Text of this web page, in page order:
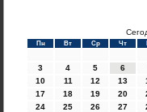
Пн Вт Ср Чт
3
4 5 6
10
11 12 13
17
18 19 20
24
25 26 27